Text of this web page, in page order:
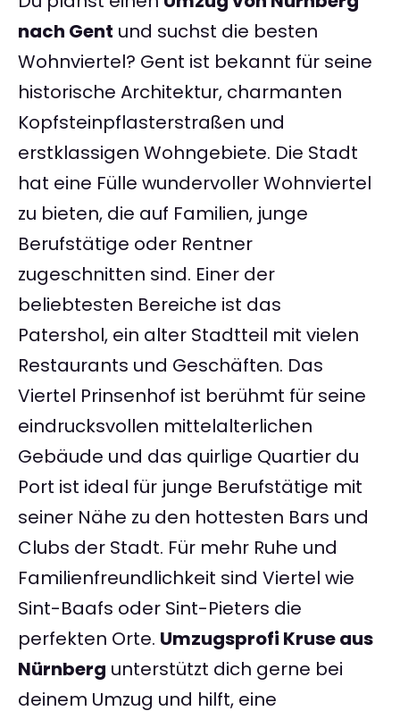
nach Gent und suchst die besten
Wohnviertel? Gent ist bekannt für seine
historische Architektur, charmanten
Kopfsteinpflasterstraßen und
erstklassigen Wohngebiete. Die Stadt
hat eine Fülle wundervoller Wohnviertel
zu bieten, die auf Familien, junge
Berufstätige oder Rentner
zugeschnitten sind. Einer der
beliebtesten Bereiche ist das
Patershol, ein alter Stadtteil mit vielen
Restaurants und Geschäften. Das
Viertel Prinsenhof ist berühmt für seine
eindrucksvollen mittelalterlichen
Gebäude und das quirlige Quartier du
Port ist ideal für junge Berufstätige mit
seiner Nähe zu den hottesten Bars und
Clubs der Stadt. Für mehr Ruhe und
Familienfreundlichkeit sind Viertel wie
Sint-Baafs oder Sint-Pieters die
perfekten Orte. Umzugsprofi Kruse aus
Nürnberg unterstützt dich gerne bei
deinem Umzug und hilft, eine